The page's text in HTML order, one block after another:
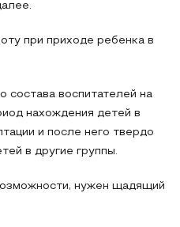
при приходе ребенка в
состава воспитателей на
нахождения детей в
и после него твердо
в другие группы.
нужен щадящий